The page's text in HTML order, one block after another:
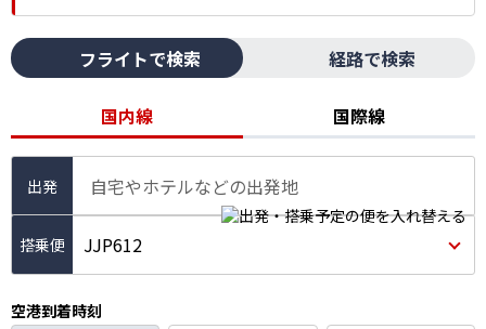
フライトで検索 経路で検索
国内線 国際線
出発 自宅やホテルなどの出発地
JJP612
空港到着時刻